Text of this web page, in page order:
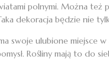
polnymi. Można
dekoracja będzie nie
swoje ulubione miejsce
Rośliny mają to do